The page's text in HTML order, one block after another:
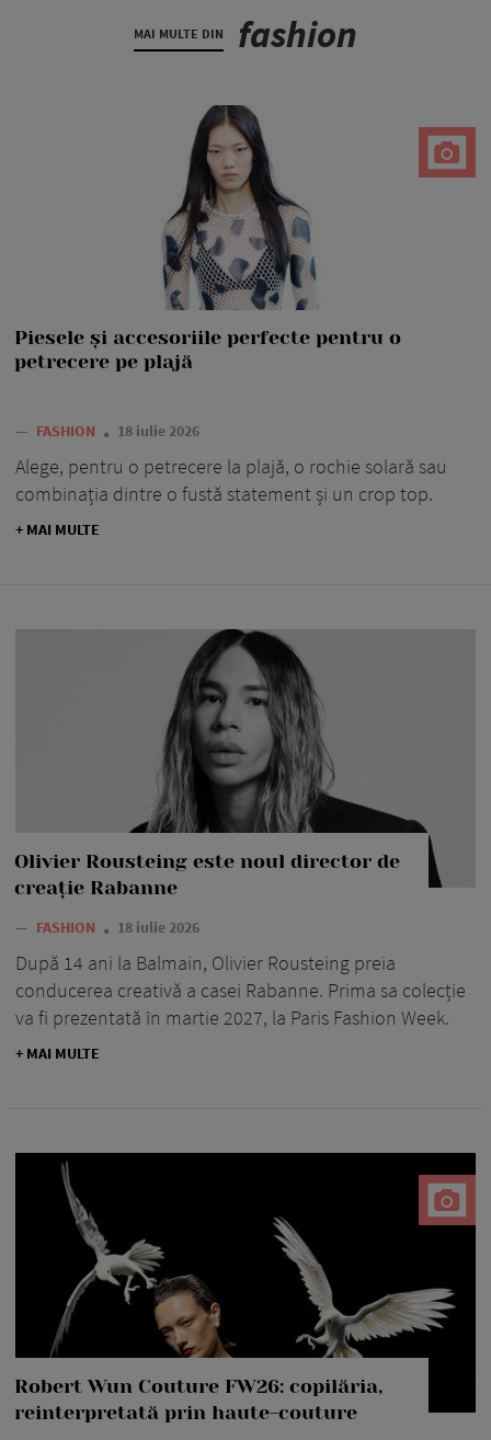
MAI MULTE DIN fashion
Piesele și accesoriile perfecte pentru o
petrecere pe plajă
— FASHION 18 iulie 2026
Alege, pentru o petrecere la plajă, o rochie solară sau
combinația dintre o fustă statement și un crop top.
+ MAI MULTE
Olivier Rousteing este noul director de
creație Rabanne
— FASHION 18 iulie 2026
După 14 ani la Balmain, Olivier Rousteing preia
conducerea creativă a casei Rabanne. Prima sa colecție
va fi prezentată în martie 2027, la Paris Fashion Week.
+ MAI MULTE
Robert Wun Couture FW26: copilăria,
reinterpretată prin haute-couture